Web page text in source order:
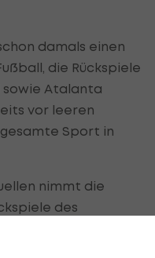
damals einen
die Rückspiele
sowie Atalanta
vor leeren
Sport in
nimmt die
des
Turnier